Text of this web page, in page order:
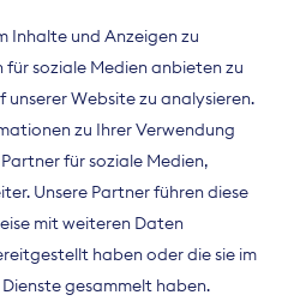
und
Inhalte und Anzeigen zu
für soziale Medien anbieten zu
Website zu analysieren.
zu Ihrer Verwendung
für soziale Medien,
Unsere Partner führen diese
mit weiteren Daten
haben oder die sie im
gesammelt haben.